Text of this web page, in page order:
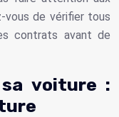
vous de vérifier tous
contrats avant de
voiture :